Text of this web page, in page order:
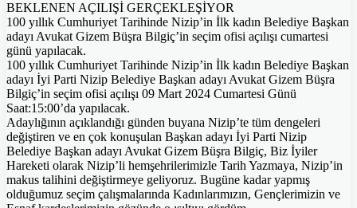
BEKLENEN AÇILIŞİ GERÇEKLEŞİYOR
100 yıllık Cumhuriyet Tarihinde Nizip’in İlk kadın Belediye Başkan
adayı Avukat Gizem Büşra Bilgiç’in seçim ofisi açılışı cumartesi
günü yapılacak.
100 yıllık Cumhuriyet Tarihinde Nizip’in İlk kadın Belediye Başkan
adayı İyi Parti Nizip Belediye Başkan adayı Avukat Gizem Büşra
Bilgiç’in seçim ofisi açılışı 09 Mart 2024 Cumartesi Günü
Saat:15:00’da yapılacak.
Adaylığının açıklandığı günden buyana Nizip’te tüm dengeleri
değiştiren ve en çok konuşulan Başkan adayı İyi Parti Nizip
Belediye Başkan adayı Avukat Gizem Büşra Bilgiç, Biz İyiler
Hareketi olarak Nizip’li hemşehrilerimizle Tarih Yazmaya, Nizip’in
makus talihini değiştirmeye geliyoruz. Bugüne kadar yapmış
olduğumuz seçim çalışmalarında Kadınlarımızın, Gençlerimizin ve